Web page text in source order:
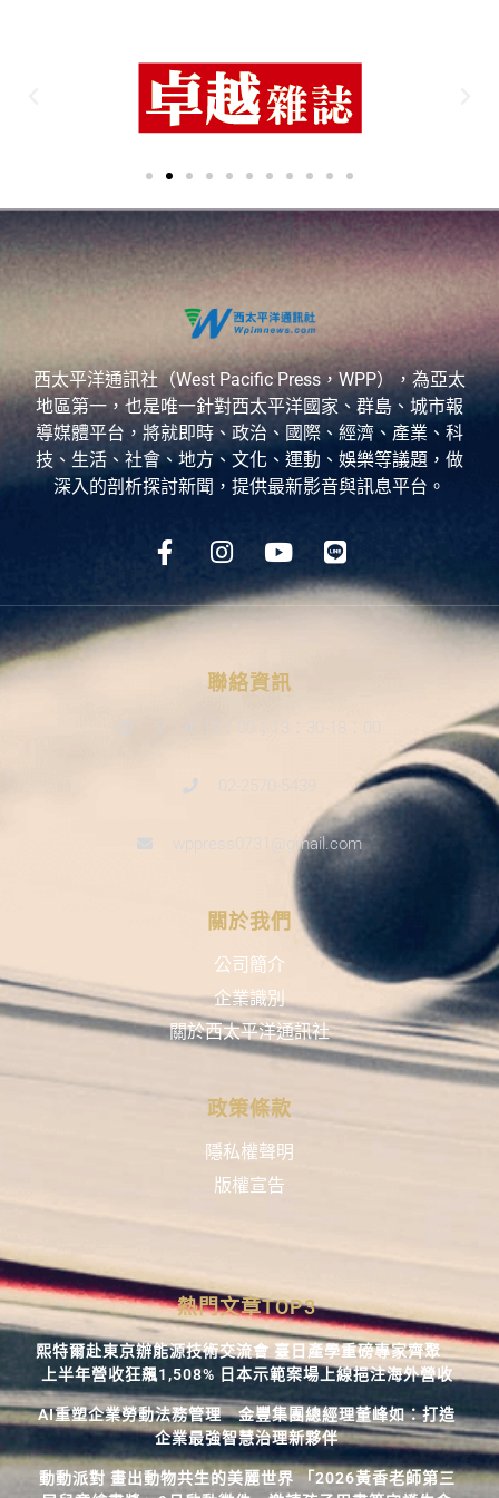
西太平洋通訊社（West Pacific Press，WPP），為亞太
地區第一，也是唯一針對西太平洋國家、群島、城市報
導媒體平台，將就即時、政治、國際、經濟、產業、科
技、生活、社會、地方、文化、運動、娛樂等議題，做
深入的剖析探討新聞，提供最新影音與訊息平台。
聯絡資訊
9：30-12：00；13：30-18：00
02-2570-5439
wppress0731@gmail.com
關於我們
公司簡介
企業識別
關於西太平洋通訊社
政策條款
隱私權聲明
版權宣告
熱門文章TOP3
熙特爾赴東京辦能源技術交流會 臺日產學重磅專家齊聚
上半年營收狂飆1,508% 日本示範案場上線挹注海外營收
AI重塑企業勞動法務管理 金豐集團總經理董峰如：打造
企業最強智慧治理新夥伴
動動派對 畫出動物共生的美麗世界 「2026黃香老師第三